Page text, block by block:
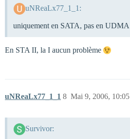
uNReaLx77_1_1:
uniquement en SATA, pas en UDMA
En STA II, la I aucun problème
uNReaLx77_1_1 Mai 9, 2006, 10:05
8
Survivor: